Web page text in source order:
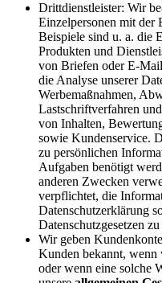
Drittdienstleister: Wir
Einzelpersonen mit der
Beispiele sind u. a. die
Produkten und
von Briefen oder E-
die Analyse unserer
Werbemaßnahmen,
Lastschriftverfahren
von Inhalten,
sowie Kundenservice.
zu persönlichen
Aufgaben benötigt
anderen Zwecken
verpflichtet, die
Datenschutzerklärung
Datenschutzgesetzen
Wir geben
Kunden bekannt, wenn
oder wenn eine solche